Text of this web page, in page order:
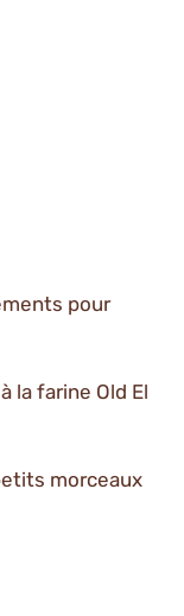
pour
la farine Old El
morceaux